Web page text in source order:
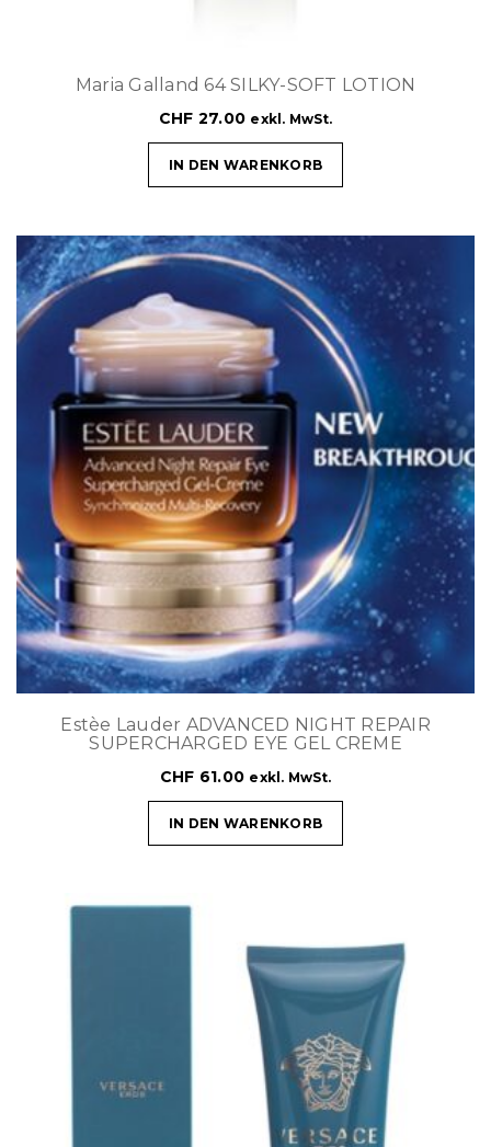
Maria Galland 64 SILKY-SOFT LOTION
CHF 27.00 exkl. MwSt.
IN DEN WARENKORB
Estèe Lauder ADVANCED NIGHT REPAIR
SUPERCHARGED EYE GEL CREME
CHF 61.00 exkl. MwSt.
IN DEN WARENKORB